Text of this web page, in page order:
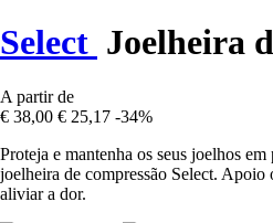
Select Joelheira
A partir de
€ 38,00 € 25,17 -34%
Proteja e mantenha os seus joelhos
joelheira de compressão Select. Apoio
aliviar a dor.